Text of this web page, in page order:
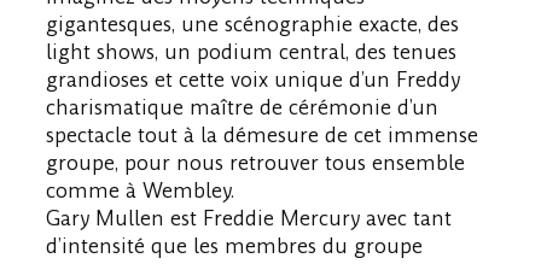
gigantesques, une scénographie exacte, des
light shows, un podium central, des tenues
grandioses et cette voix unique d’un Freddy
charismatique maître de cérémonie d’un
spectacle tout à la démesure de cet immense
groupe, pour nous retrouver tous ensemble
comme à Wembley.
Gary Mullen est Freddie Mercury avec tant
d’intensité que les membres du groupe